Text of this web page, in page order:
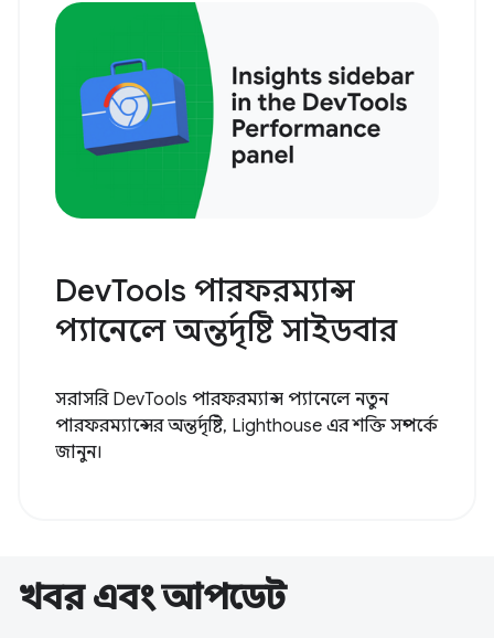
DevTools পারফরম্যান্স
প্যানেলে অন্তর্দৃষ্টি সাইডবার
সরাসরি DevTools পারফরম্যান্স প্যানেলে নতুন
পারফরম্যান্সের অন্তর্দৃষ্টি, Lighthouse এর শক্তি সম্পর্কে
জানুন।
খবর এবং আপডেট